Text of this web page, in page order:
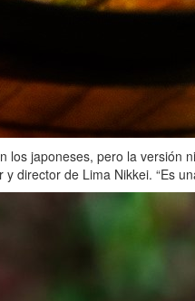
los japoneses, pero la
director de Lima Nikkei. “Es